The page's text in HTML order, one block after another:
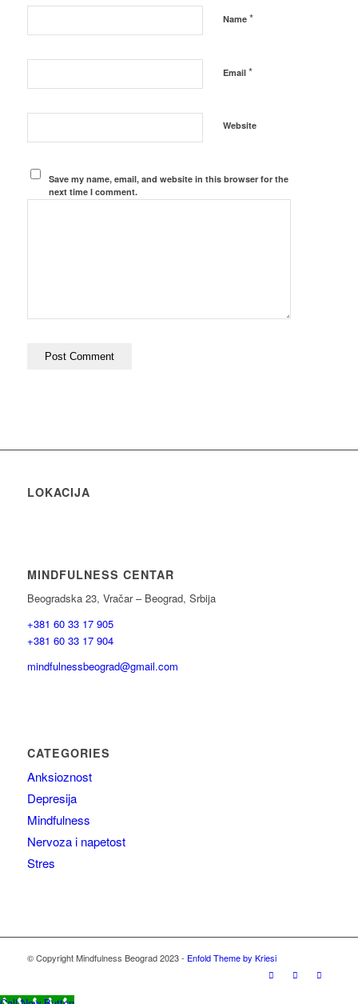
Name *
Email *
Website
Save my name, email, and website in this browser for the
next time I comment.
LOKACIJA
MINDFULNESS CENTAR
Beogradska 23, Vračar – Beograd, Srbija
+381 60 33 17 905
+381 60 33 17 904
mindfulnessbeograd@gmail.com
CATEGORIES
Anksioznost
Depresija
Mindfulness
Nervoza i napetost
Stres
© Copyright Mindfulness Beograd 2023 - Enfold Theme by Kriesi